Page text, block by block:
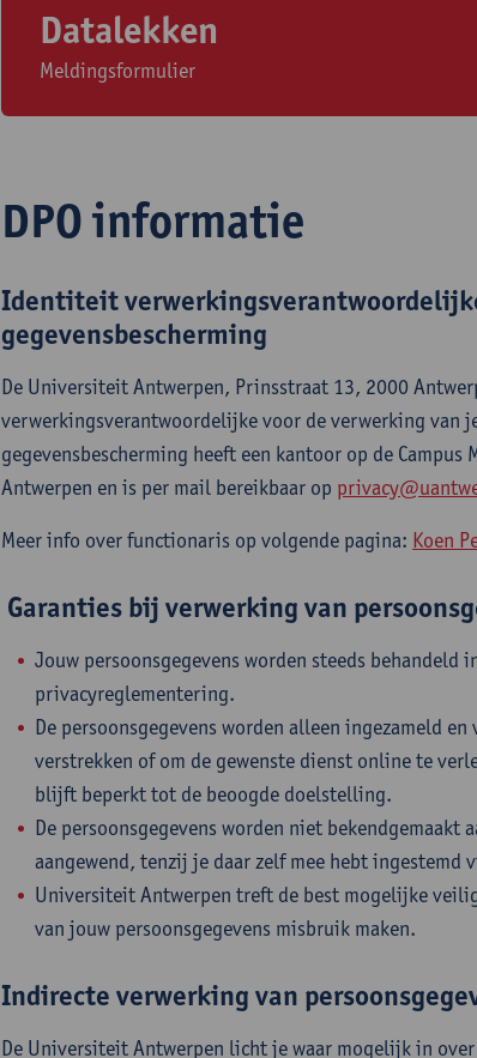
Datalekken
Meldingsformulier
DPO informatie
Identiteit
gegevensbescherming
De Universiteit Antwerpen, Prinsstraat 13, 2000
verwerkingsverantwoordelijke voor de verwerking van
gegevensbescherming heeft een kantoor op de
Antwerpen en is per mail bereikbaar op
Meer info over functionaris op volgende pagina: Koen
Garanties bij verwerking van
Jouw persoonsgegevens worden steeds behandeld
privacyreglementering.
De persoonsgegevens worden alleen ingezameld
verstrekken of om de gewenste dienst online te
blijft beperkt tot de beoogde doelstelling.
De persoonsgegevens worden niet
aangewend, tenzij je daar zelf mee hebt ingestemd
Universiteit Antwerpen treft de best mogelijke
van jouw persoonsgegevens misbruik maken.
Indirecte verwerking van
De Universiteit Antwerpen licht je waar mogelijk in